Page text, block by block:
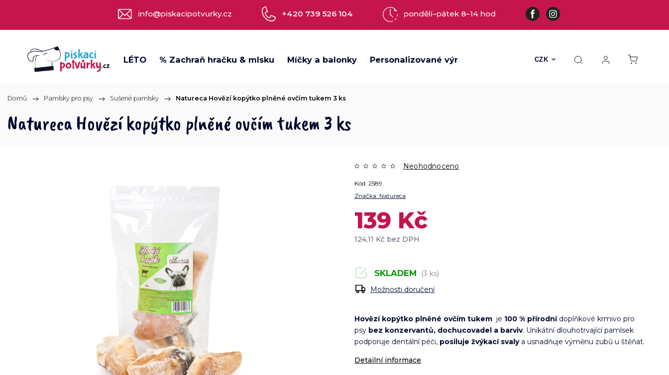
+420 739 526 104
info@piskacipotvurky.cz pondělí–pátek 8–14 hod
CZK
LÉTO % Zachraň hračku & mlsku Míčky a balonky Personalizované výrobky Všechny hračky Hračky s kožešinou
Domů / Pamlsky pro psy / Sušené pamlsky / Natureca Hovězí kopýtko plněné ovčím tukem 3 ks
Natureca Hovězí kopýtko plněné ovčím tukem 3 ks
Značka: Natureca
Neohodnoceno
139 Kč
124,11 Kč bez DPH
Kód: 2589
Hovězí kopýtko plněné ovčím tukem je 100 % přírodnídoplňkové krmivo pro
psy bez konzervantů, dochucovadel a barviv. Unikátní dlouhotrvající pamlsek
podporuje dentální péči, posiluje žvýkací svalya usnadňuje výměnu zubů u štěňat.
Detailní informace
SKLADEM
(3 ks)
Možnosti doručení